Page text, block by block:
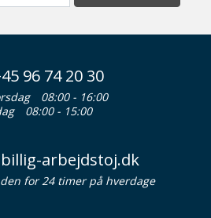
96 74 20 30
08:00 - 16:00
08:00 - 15:00
arbejdstoj.dk
for 24 timer på hverdage